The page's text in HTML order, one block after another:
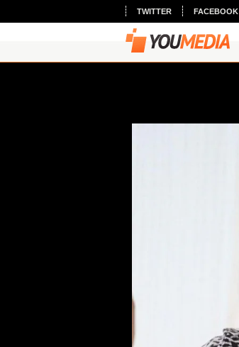
TWITTER FACEBOOK